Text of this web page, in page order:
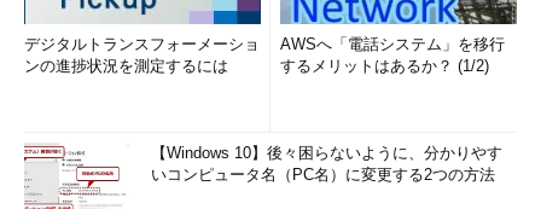
デジタルトランスフォーメーショ
ンの進捗状況を測定するには
AWSへ「電話システム」を移行
するメリットはあるか？ (1/2)
【Windows 10】後々困らないように、分かりやす
いコンピュータ名（PC名）に変更する2つの方法